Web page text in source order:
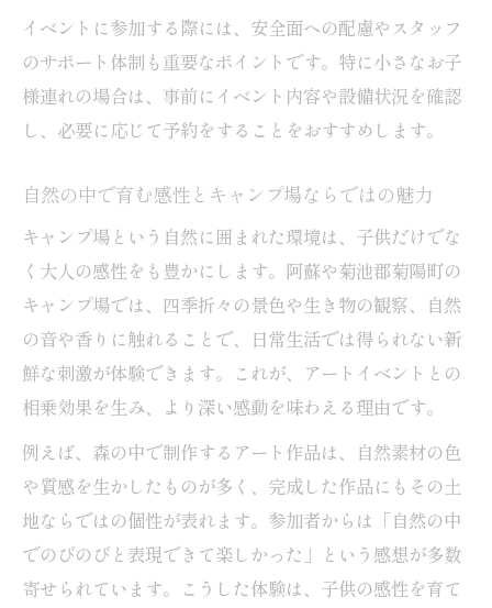
イベントに参加する際には、安全面への配慮やスタッフ
のサポート体制も重要なポイントです。特に小さなお子
様連れの場合は、事前にイベント内容や設備状況を確認
し、必要に応じて予約をすることをおすすめします。
自然の中で育む感性とキャンプ場ならではの魅力
キャンプ場という自然に囲まれた環境は、子供だけでな
く大人の感性をも豊かにします。阿蘇や菊池郡菊陽町の
キャンプ場では、四季折々の景色や生き物の観察、自然
の音や香りに触れることで、日常生活では得られない新
鮮な刺激が体験できます。これが、アートイベントとの
相乗効果を生み、より深い感動を味わえる理由です。
例えば、森の中で制作するアート作品は、自然素材の色
や質感を生かしたものが多く、完成した作品にもその土
地ならではの個性が表れます。参加者からは「自然の中
でのびのびと表現できて楽しかった」という感想が多数
寄せられています。こうした体験は、子供の感性を育て